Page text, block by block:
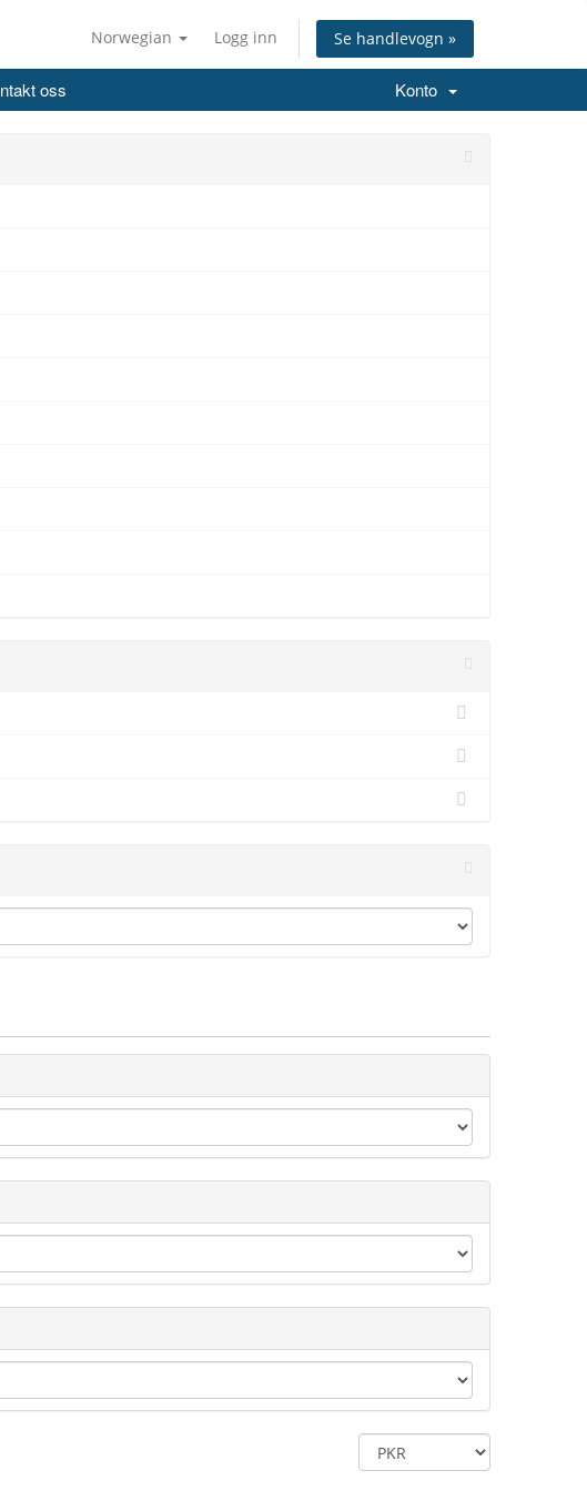
Norwegian Logg inn Se handlevogn »
oss Konto